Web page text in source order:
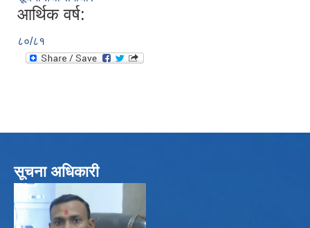
आर्थिक वर्ष:
८०/८१
सूचना अधिकारी